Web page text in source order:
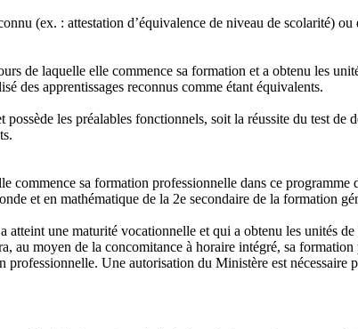
(ex. : attestation d’équivalence de niveau de scolarité)
de laquelle elle commence sa formation et a obtenu les
des apprentissages reconnus comme étant équivalents.
les préalables fonctionnels, soit la réussite du test
commence sa formation professionnelle dans ce
et en mathématique de la 2e secondaire de la formation
une maturité vocationnelle et qui a obtenu les unités
au moyen de la concomitance à horaire intégré, sa
Une autorisation du Ministère est nécessaire